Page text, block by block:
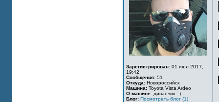
Зарегистрирован: 01 июл 2017,
19:42
Сообщения: 51
Откуда: Новороссийск
Машина: Toyota Vista Ardeo
О машине: диванчик =)
Блог: Посмотреть блог (1)